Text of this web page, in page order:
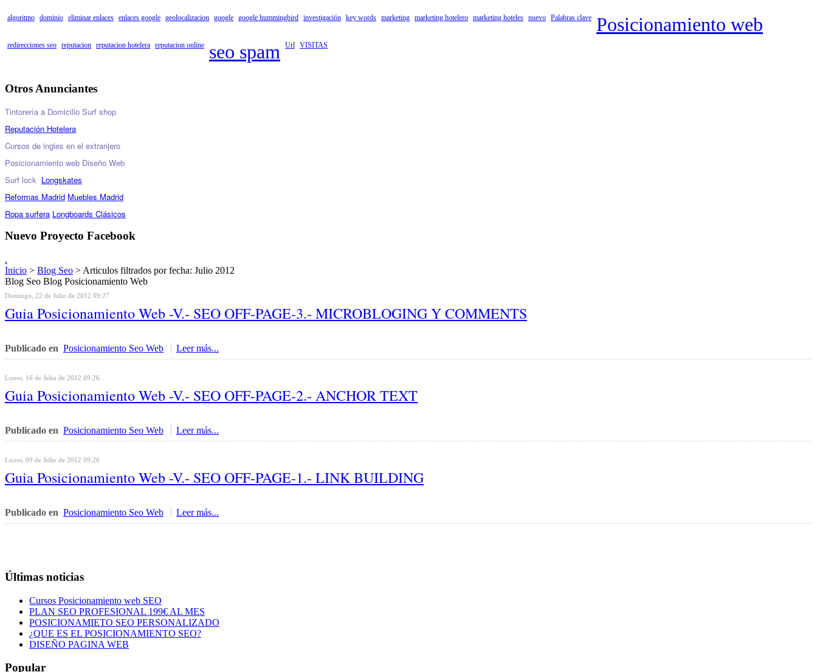
algoritmo dominio eliminar enlaces enlaces google geolocalizacion google google hummingbird investigación key words marketing marketing hotelero marketing hoteles nuevo Palabras clave Posicionamiento web
redirecciones seo reputacion reputacion hotelera reputacion online seo spam Url VISITAS
Otros Anunciantes
Tintorería a Domicilio Surf shop
Reputación Hotelera
Cursos de ingles en el extranjero
Posicionamiento web Diseño Web
Surf lock Longskates
Reformas Madrid Muebles Madrid
Ropa surfera Longboards Clásicos
Nuevo Proyecto Facebook
.
Inicio > Blog Seo > Articulos filtrados por fecha: Julio 2012
Blog Seo Blog Posicionamiento Web
Domingo, 22 de Julio de 2012 09:27
Guia Posicionamiento Web -V.- SEO OFF-PAGE-3.- MICROBLOGING Y COMMENTS
Publicado en Posicionamiento Seo Web Leer más...
Lunes, 16 de Julio de 2012 09:26
Guia Posicionamiento Web -V.- SEO OFF-PAGE-2.- ANCHOR TEXT
Publicado en Posicionamiento Seo Web Leer más...
Lunes, 09 de Julio de 2012 09:26
Guia Posicionamiento Web -V.- SEO OFF-PAGE-1.- LINK BUILDING
Publicado en Posicionamiento Seo Web Leer más...
Últimas noticias
Cursos Posicionamiento web SEO
PLAN SEO PROFESIONAL 199€ AL MES
POSICIONAMIETO SEO PERSONALIZADO
¿QUE ES EL POSICIONAMIENTO SEO?
DISEÑO PAGINA WEB
Popular